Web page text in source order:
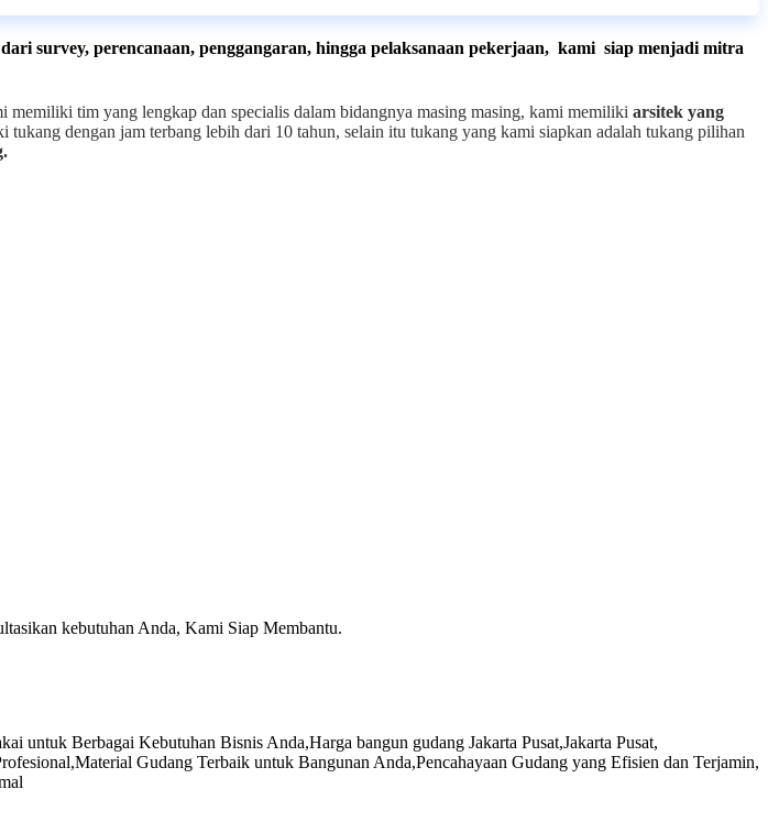
survey, perencanaan, penggangaran, hingga pelaksanaan pekerjaan, kami siap menjadi mitra
tim yang lengkap dan specialis dalam bidangnya masing masing, kami memiliki arsitek yang
tukang dengan jam terbang lebih dari 10 tahun, selain itu tukang yang kami siapkan adalah tukang pilihan
kebutuhan Anda, Kami Siap Membantu.
untuk Berbagai Kebutuhan Bisnis Anda,Harga bangun gudang Jakarta Pusat,Jakarta Pusat,
,Material Gudang Terbaik untuk Bangunan Anda,Pencahayaan Gudang yang Efisien dan Terjamin,